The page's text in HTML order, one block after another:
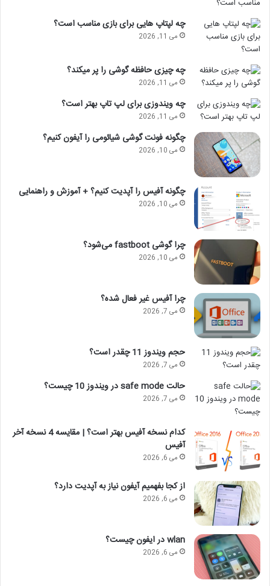
چه لپتاپ هایی برای بازی مناسب است؟
می 11, 2026
چه چیزی حافظه گوشی را پر میکند؟
می 11, 2026
چه ویندوزی برای لپ تاپ بهتر است؟
می 11, 2026
چگونه فونت گوشی شیائومی را آیفون کنیم؟
می 10, 2026
چگونه آفیس را آپدیت کنیم؟ + آموزش و راهنمایی
می 10, 2026
چرا گوشی fastboot می‌شود؟
می 10, 2026
چرا آفیس غیر فعال شده؟
می 7, 2026
حجم ویندوز 11 چقدر است؟
می 7, 2026
حالت safe mode در ویندوز 10 چیست؟
می 7, 2026
کدام نسخه آفیس بهتر است؟ | مقایسه 4 نسخه آخر
آفیس
می 6, 2026
از کجا بفهمیم آیفون نیاز به آپدیت دارد؟
می 6, 2026
wlan در ایفون چیست؟
می 6, 2026